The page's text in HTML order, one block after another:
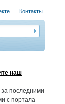
Контакты
наш
последними
с портала